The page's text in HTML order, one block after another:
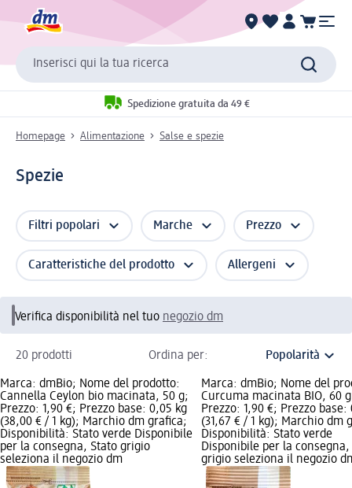
Inserisci qui la tua ricerca
Spedizione gratuita da 49 €
Homepage Alimentazione Salse e spezie
Spezie
Filtri popolari Marche Prezzo
Caratteristiche del prodotto Allergeni
Verifica disponibilità nel tuo negozio dm
20 prodotti Ordina per:
Marca: dmBio; Nome del prodotto:
Cannella Ceylon bio macinata, 50 g;
Prezzo: 1,90 €; Prezzo base: 0,05 kg
(38,00 € / 1 kg); Marchio dm grafica;
Disponibilità: Stato verde Disponibile
per la consegna, Stato grigio
seleziona il negozio dm
Marca: dmBio; Nome del
Curcuma macinata BIO, 60
Prezzo: 1,90 €; Prezzo base:
(31,67 € / 1 kg); Marchio dm
Disponibilità: Stato verde
Disponibile per la consegna,
grigio seleziona il negozio